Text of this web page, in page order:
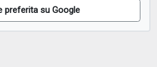
preferita su Google